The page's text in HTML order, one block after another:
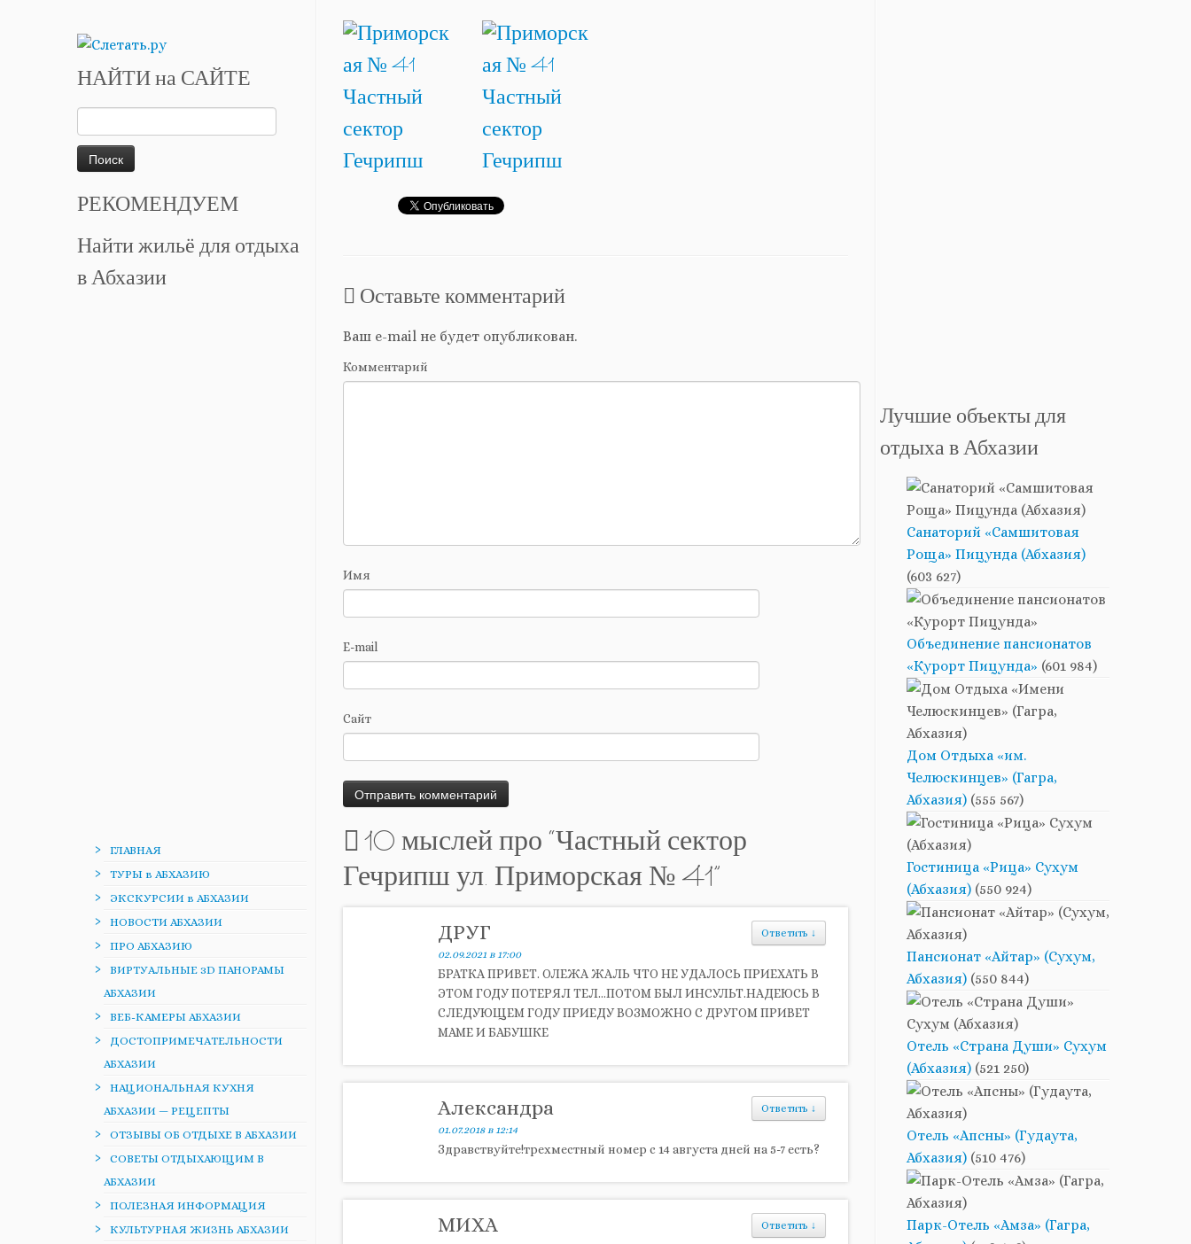
НАЙТИ на САЙТЕ
РЕКОМЕНДУЕМ
Найти жильё для отдыха
в Абхазии
ГЛАВНАЯ
ТУРЫ в АБХАЗИЮ
ЭКСКУРСИИ в АБХАЗИИ
НОВОСТИ АБХАЗИИ
ПРО АБХАЗИЮ
ВИРТУАЛЬНЫЕ 3D ПАНОРАМЫ
АБХАЗИИ
ВЕБ-КАМЕРЫ АБХАЗИИ
ДОСТОПРИМЕЧАТЕЛЬНОСТИ
АБХАЗИИ
НАЦИОНАЛЬНАЯ КУХНЯ
АБХАЗИИ — РЕЦЕПТЫ
ОТЗЫВЫ ОБ ОТДЫХЕ В АБХАЗИИ
СОВЕТЫ ОТДЫХАЮЩИМ В
АБХАЗИИ
ПОЛЕЗНАЯ ИНФОРМАЦИЯ
КУЛЬТУРНАЯ ЖИЗНЬ АБХАЗИИ
Оставьте комментарий
Ваш e-mail не будет опубликован.
Комментарий
Имя
E-mail
Сайт
10 мыслей про “Частный сектор
Гечрипш ул. Приморская № 41”
Ответить ↓
ДРУГ
02.09.2021 в 17:00
БРАТКА ПРИВЕТ. ОЛЕЖА ЖАЛЬ ЧТО НЕ УДАЛОСЬ ПРИЕХАТЬ В
ЭТОМ ГОДУ ПОТЕРЯЛ ТЕЛ…ПОТОМ БЫЛ ИНСУЛЬТ.НАДЕЮСЬ В
СЛЕДУЮЩЕМ ГОДУ ПРИЕДУ ВОЗМОЖНО С ДРУГОМ ПРИВЕТ
МАМЕ И БАБУШКЕ
Ответить ↓
Александра
01.07.2018 в 12:14
Здравствуйте!трехместный номер с 14 августа дней на 5-7 есть?
Ответить ↓
МИХА
Лучшие объекты для
отдыха в Абхазии
Санаторий «Самшитовая
Роща» Пицунда (Абхазия)
(603 627)
Объединение пансионатов
«Курорт Пицунда» (601 984)
Дом Отдыха «им.
Челюскинцев» (Гагра,
Абхазия) (555 567)
Гостиница «Рица» Сухум
(Абхазия) (550 924)
Пансионат «Айтар» (Сухум,
Абхазия) (550 844)
Отель «Страна Души» Сухум
(Абхазия) (521 250)
Отель «Апсны» (Гудаута,
Абхазия) (510 476)
Парк-Отель «Амза» (Гагра,